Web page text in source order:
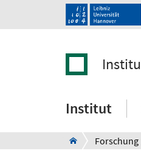
Institut
Forschung